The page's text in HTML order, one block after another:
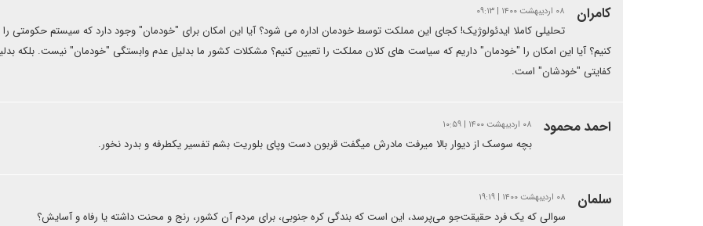
کامران ۰۸ اردیبهشت ۱۴۰۰ | ۰۹:۱۳
تحلیلی کاملا ایدئولوژیک! کجای این مملکت توسط خودمان اداره می شود؟ آیا این امکان برای "خودمان" وجود دارد که سیستم حکومتی
کنیم؟ آیا این امکان را "خودمان" داریم که سیاست های کلان مملکت را تعیین کنیم؟ مشکلات کشور ما بدلیل عدم وابستگی "خودمان" نیست. بلکه
کفایتی "خودشان" است.
احمد محمود ۰۸ اردیبهشت ۱۴۰۰ | ۱۰:۵۹
بچه سوسک از دیوار بالا میرفت مادرش میگفت قربون دست وپای بلوریت بشم تفسیر یکطرفه و بدرد نخور.
سلمان ۰۸ اردیبهشت ۱۴۰۰ | ۱۹:۱۹
سوالی که یک فرد حقیقت‌جو می‌پرسد، این است که بندگی کره جنوبی، برای مردم آن کشور، رنج و محنت داشته یا رفاه و آسایش؟